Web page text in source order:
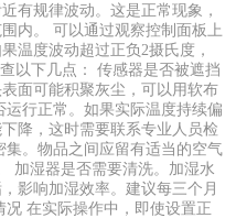
有规律波动。这是正常现象，
内。 可以通过观察控制面板上
温度波动超过正负2摄氏度，
以下几点： 传感器是否被遮挡
面可能积聚灰尘，可以用软布
行正常。如果实际温度持续偏
降，这时需要联系专业人员检
。物品之间应留有适当的空气
加湿器是否需要清洗。加湿水
影响加湿效率。建议每三个月
在实际操作中，即使设置正